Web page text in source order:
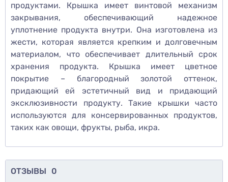
продуктами. Крышка имеет винтовой механизм
закрывания, обеспечивающий надежное
уплотнение продукта внутри. Она изготовлена из
жести, которая является крепким и долговечным
материалом, что обеспечивает длительный срок
хранения продукта. Крышка имеет цветное
покрытие – благородный золотой оттенок,
придающий ей эстетичный вид и придающий
эксклюзивности продукту. Такие крышки часто
используются для консервированных продуктов,
таких как овощи, фрукты, рыба, икра.
ОТЗЫВЫ 0